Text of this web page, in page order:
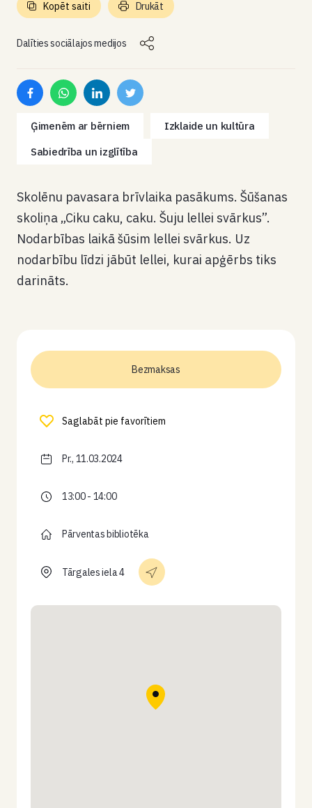
Dalīties sociālajos medijos
Kopēt saiti Drukāt
Ģimenēm ar bērniem
Izklaide un kultūra
Sabiedrība un izglītība
Skolēnu pavasara brīvlaika pasākums. Šūšanas
skoliņa „Ciku caku, caku. Šuju lellei svārkus”.
Nodarbības laikā šūsim lellei svārkus. Uz
nodarbību līdzi jābūt lellei, kurai apģērbs tiks
darināts.
Bezmaksas
Saglabāt pie favorītiem
Pr., 11.03.2024
13:00 - 14:00
Pārventas bibliotēka
Tārgales iela 4